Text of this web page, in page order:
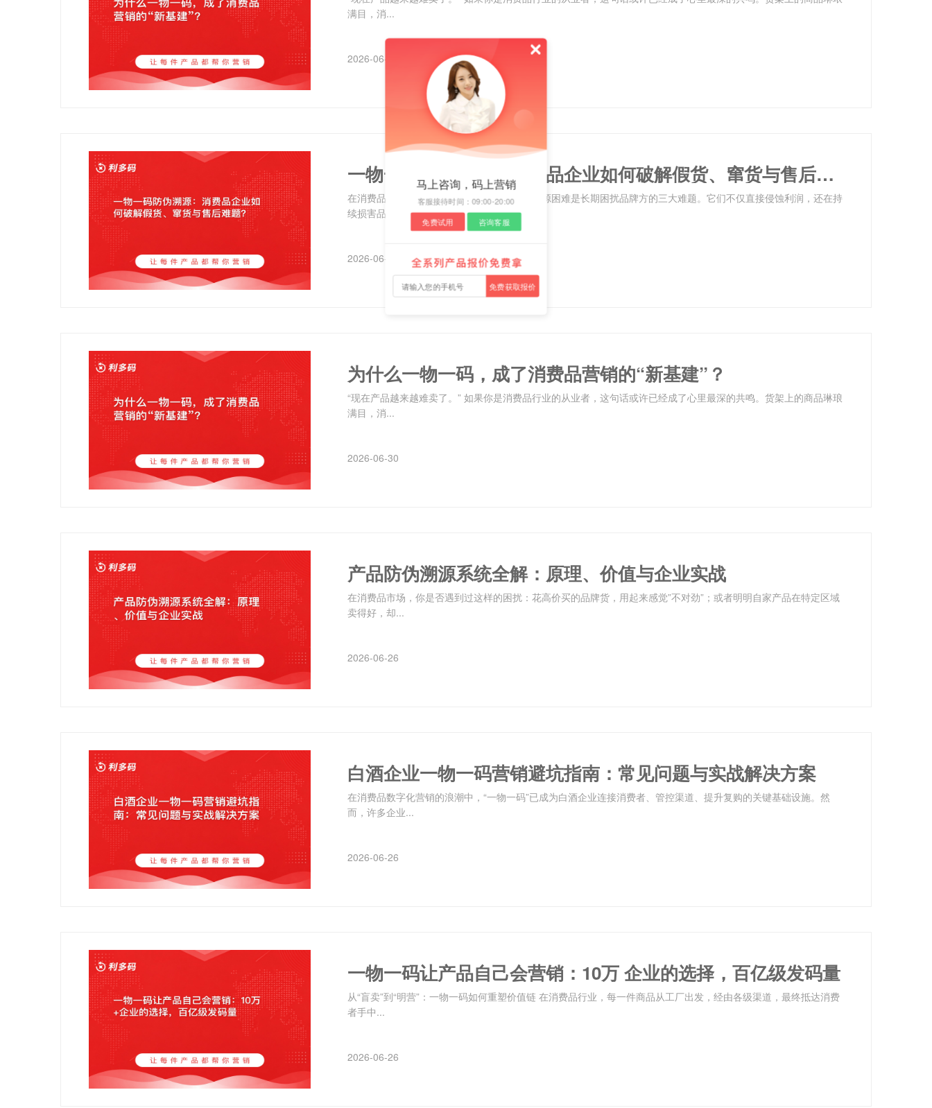
马上咨询，码上营销
客服接待时间：09:00-20:00
免费试用
咨询客服
免费获取报价
满目，消...
2026-06-30
一物一码防伪溯源：消费品企业如何破解假货、窜货与售后难题？
在消费品行业，假货泛滥、渠道窜货和售后溯源困难是长期困扰品牌方的三大难题。它们不仅直接侵蚀利润，还在持
续损害品牌与...
2026-06-30
为什么一物一码，成了消费品营销的“新基建”？
“现在产品越来越难卖了。” 如果你是消费品行业的从业者，这句话或许已经成了心里最深的共鸣。货架上的商品琳琅
满目，消...
2026-06-30
产品防伪溯源系统全解：原理、价值与企业实战
在消费品市场，你是否遇到过这样的困扰：花高价买的品牌货，用起来感觉”不对劲”；或者明明自家产品在特定区域
卖得好，却...
2026-06-26
白酒企业一物一码营销避坑指南：常见问题与实战解决方案
在消费品数字化营销的浪潮中，“一物一码”已成为白酒企业连接消费者、管控渠道、提升复购的关键基础设施。然
而，许多企业...
2026-06-26
一物一码让产品自己会营销：10万 企业的选择，百亿级发码量
从“盲卖”到“明营”：一物一码如何重塑价值链 在消费品行业，每一件商品从工厂出发，经由各级渠道，最终抵达消费
者手中...
2026-06-26